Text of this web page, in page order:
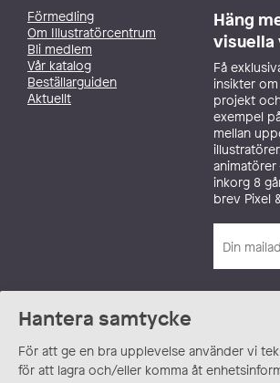
Hantera samtycke
För att ge en bra upplevelse använder vi
för att lagra och/eller komma åt
Förmedling
Om Illustratörcentrum
Bli medlem
Vår katalog
Beställarguiden
Aktuellt
Häng
visuella
Få
insikter
projekt
exempel
mellan
inkorg 8
brev Pixel